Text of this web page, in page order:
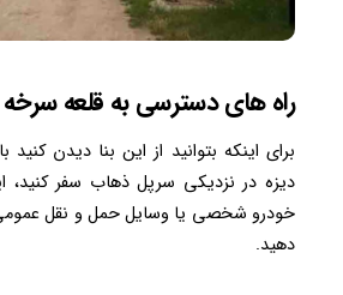
راه های دسترسی به قلعه سرخه
برای اینکه بتوانید از این بنا دیدن
دیزه در نزدیکی سرپل ذهاب سفر کنید،
خودرو شخصی یا وسایل حمل و نقل
دهید.